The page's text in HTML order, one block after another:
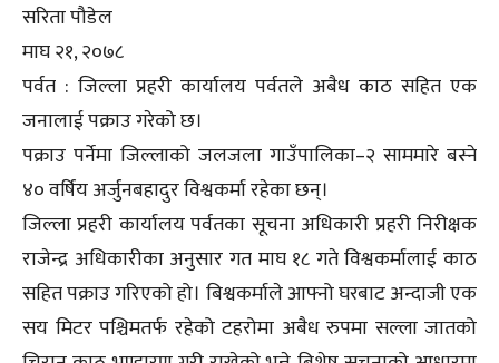
सरिता पौडेल
माघ २१, २०७८
पर्वत : जिल्ला प्रहरी कार्यालय पर्वतले अबैध काठ सहित एक
जनालाई पक्राउ गरेको छ।
पक्राउ पर्नेमा जिल्लाको जलजला गाउँपालिका–२ साममारे बस्ने
४० वर्षिय अर्जुनबहादुर विश्वकर्मा रहेका छन्।
जिल्ला प्रहरी कार्यालय पर्वतका सूचना अधिकारी प्रहरी निरीक्षक
राजेन्द्र अधिकारीका अनुसार गत माघ १८ गते विश्वकर्मालाई काठ
सहित पक्राउ गरिएको हो। बिश्वकर्माले आफ्नो घरबाट अन्दाजी एक
सय मिटर पश्चिमतर्फ रहेको टहरोमा अबैध रुपमा सल्ला जातको